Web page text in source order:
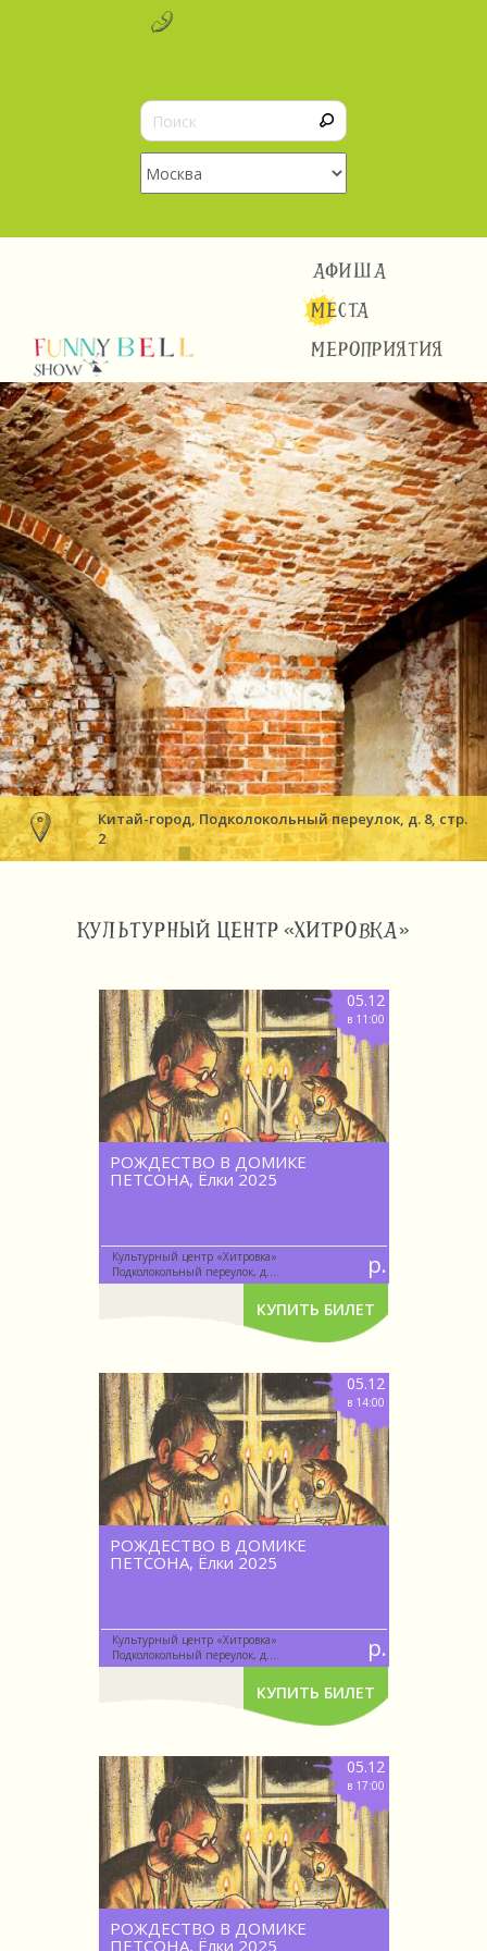
АФИША
МЕСТА
МЕРОПРИЯТИЯ
Китай-город, Подколокольный переулок, д. 8, стр.
2
КУЛЬТУРНЫЙ ЦЕНТР «ХИТРОВКА»
05.12
в 11:00
РОЖДЕСТВО В ДОМИКЕ
ПЕТСОНА, Ёлки 2025
Культурный центр «Хитровка»
Подколокольный переулок, д....
р.
КУПИТЬ БИЛЕТ
05.12
в 14:00
РОЖДЕСТВО В ДОМИКЕ
ПЕТСОНА, Ёлки 2025
Культурный центр «Хитровка»
Подколокольный переулок, д....
р.
КУПИТЬ БИЛЕТ
05.12
в 17:00
РОЖДЕСТВО В ДОМИКЕ
ПЕТСОНА, Ёлки 2025